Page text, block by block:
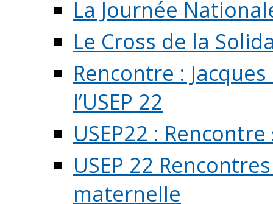
La Journée
Le Cross de la
Rencontre :
l’USEP 22
USEP22 :
USEP 22
maternelle